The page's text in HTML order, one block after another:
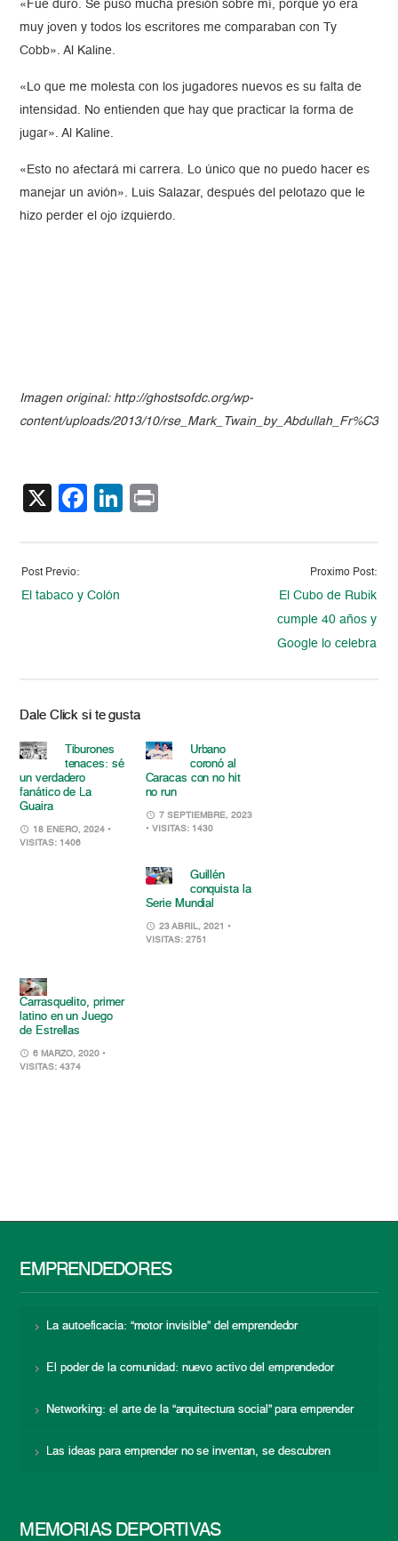
«Fue duro. Se puso mucha presión sobre mí, porque yo era
muy joven y todos los escritores me comparaban con Ty
Cobb». Al Kaline.
«Lo que me molesta con los jugadores nuevos es su falta de
intensidad. No entienden que hay que practicar la forma de
jugar». Al Kaline.
«Esto no afectará mi carrera. Lo único que no puedo hacer es
manejar un avión». Luis Salazar, después del pelotazo que le
hizo perder el ojo izquierdo.
Imagen original: http://ghostsofdc.org/wp-
content/uploads/2013/10/
X Facebook
LinkedIn
Post Previo:
El tabaco y Colón
Proximo Post:
El Cubo de Rubik
cumple 40 años y
Google lo celebra
Dale Click si te gusta
Tiburones
tenaces: sé
un verdadero
fanático de La
Guaira
18 ENERO, 2024 •
VISITAS: 1406
Urbano
coronó al
Caracas con no hit
no run
7 SEPTIEMBRE, 2023
• VISITAS: 1430
Guillén
conquista la
Serie Mundial
23 ABRIL, 2021
•
VISITAS: 2751
Carrasquelito, primer
latino en un Juego
de Estrellas
6 MARZO, 2020 •
VISITAS: 4374
EMPRENDEDORES
La autoeficacia: “motor invisible” del emprendedor
El poder de la comunidad: nuevo activo del emprendedor
Networking: el arte de la “arquitectura social” para emprender
Las ideas para emprender no se inventan, se descubren
MEMORIAS DEPORTIVAS